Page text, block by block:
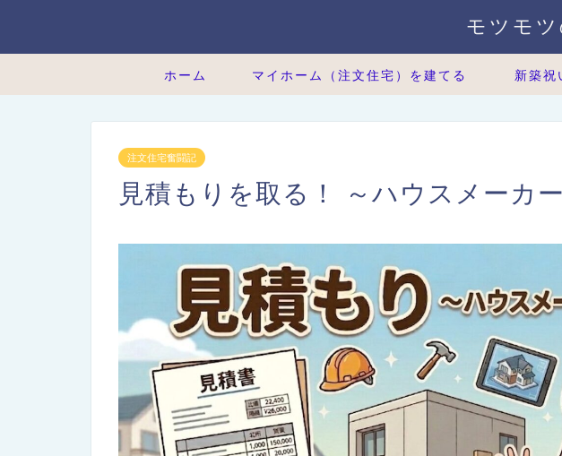
モツモ
ホーム マイホーム（注文住宅）を建てる 新築祝
注文住宅奮闘記
見積もりを取る！ ～ハウスメーカ